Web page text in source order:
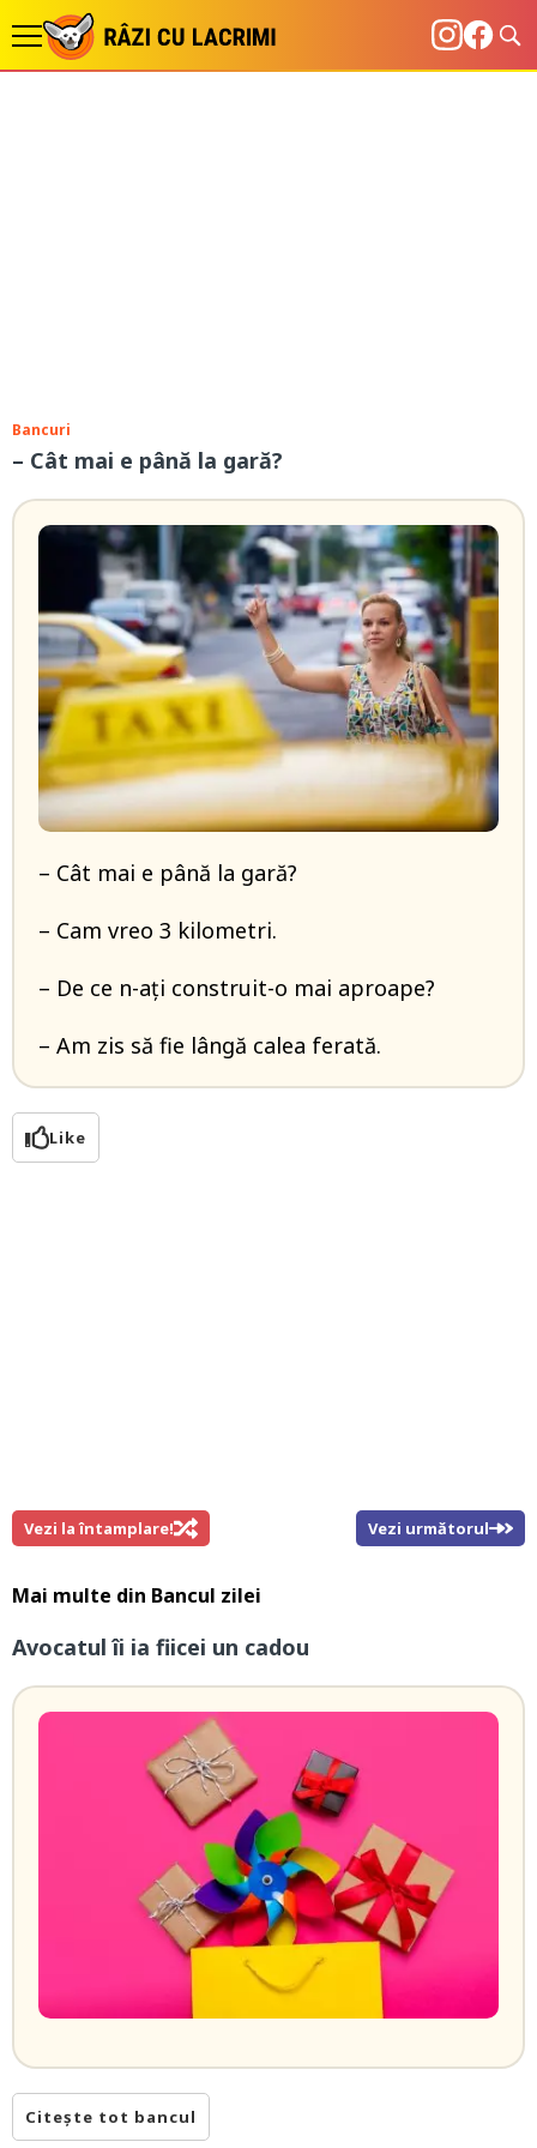
Bancuri
– Cât mai e până la gară?
– Cât mai e până la gară?
– Cam vreo 3 kilometri.
– De ce n-ați construit-o mai aproape?
– Am zis să fie lângă calea ferată.
Like
Vezi la întamplare! Vezi următorul
Mai multe din Bancul zilei
Avocatul îi ia fiicei un cadou
Citește tot bancul